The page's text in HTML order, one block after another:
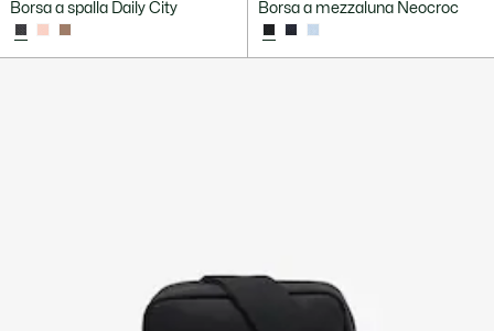
Borsa a spalla Daily City Borsa a mezzaluna Neocroc